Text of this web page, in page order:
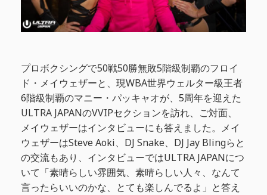
プロボクシングで50戦50勝無敗5階級制覇のフロイ
ド・メイウェザーと、現WBA世界ウェルター級王者
6階級制覇のマニー・パッキャオが、5周年を迎えた
ULTRA JAPANのVVIPセクションを訪れ、ご対面、
メイウェザーはインタビューにも答えました。メイ
ウェザーはSteve Aoki、DJ Snake、DJ Jay Blingらと
の交流もあり、インタビューではULTRA JAPANにつ
いて「素晴らしい雰囲気、素晴らしい人々、なんて
言ったらいいのかな、とても楽しんでるよ」と答え